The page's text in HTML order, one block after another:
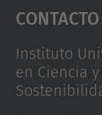
Contacto
Instituto
en Ciencia